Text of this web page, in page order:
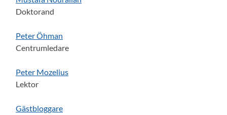
Doktorand
Peter Öhman
Centrumledare
Peter Mozelius
Lektor
Gästbloggare